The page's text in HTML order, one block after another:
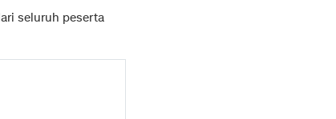
seluruh peserta